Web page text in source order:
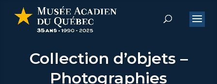
Collection d’objets –
Photographies